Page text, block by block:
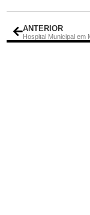
ANTERIOR